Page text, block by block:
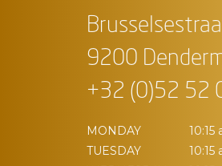
9200
+32 (0)52 52
MONDAY
TUESDAY